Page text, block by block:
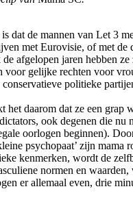
dat de mannen van Let 3
met Eurovisie, of met de
afgelopen jaren hebben
voor gelijke rechten voor
conservatieve politieke
het daarom dat ze een grap
ook degenen die nu
oorlogen beginnen).
psychopaat’ zijn mama
kenmerken, wordt de
normen en waarden,
er allemaal even, drie